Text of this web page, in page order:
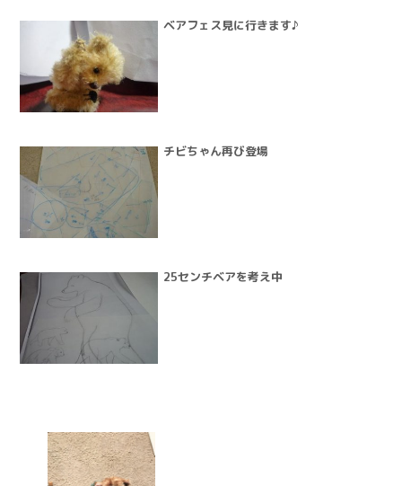
ベアフェス見に行きます♪
チビちゃん再び登場
25センチベアを考え中